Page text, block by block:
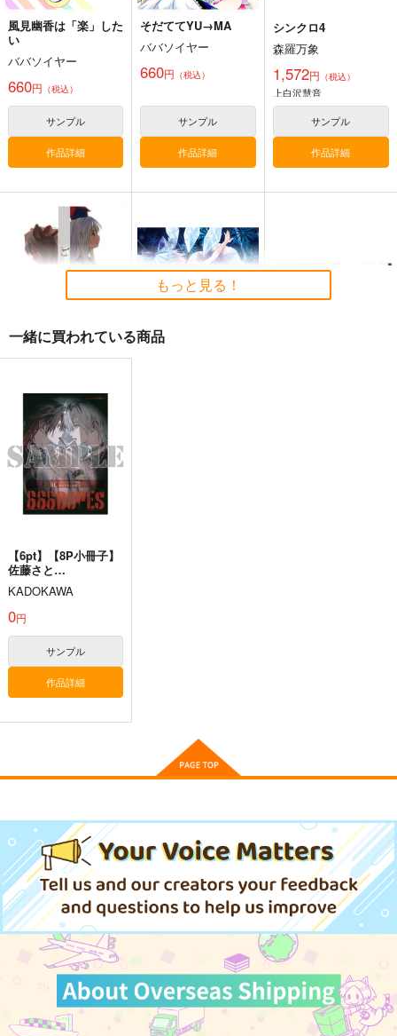
寂光寂
滅 ～ The Truth of th
e Cessation of Dukk
Demetori
1,320円（税込）
カート
東方剛欲異聞～水没し
黄昏フロンティア
2,200円（税込）
東方Project
風見幽香は「楽」した
い
ババソイヤー
660円 （税込）
サンプル
作品詳細
そだててYU→MA
ババソイヤー
660円 （税込）
サンプル
作品詳細
シンクロ4
森羅万象
1,572円 （税込）
上白沢慧音
サンプル
作品詳細
ご用心
オタギイン
880円（税込）
藤原妹紅
サンプル
作品詳細
サンプル
作品詳細
綴れぬ森の少女
幽閉サテライト
サンプル
幽閉サテライト
サンプル
作品詳細
もっと見る！
一緒に買われている商品
【6pt】【8P小冊子】
佐藤さと
『666DOPES』 (とら
のあなBLコミックフ
ェア2026)
KADOKAWA
0円
サンプル
作品詳細